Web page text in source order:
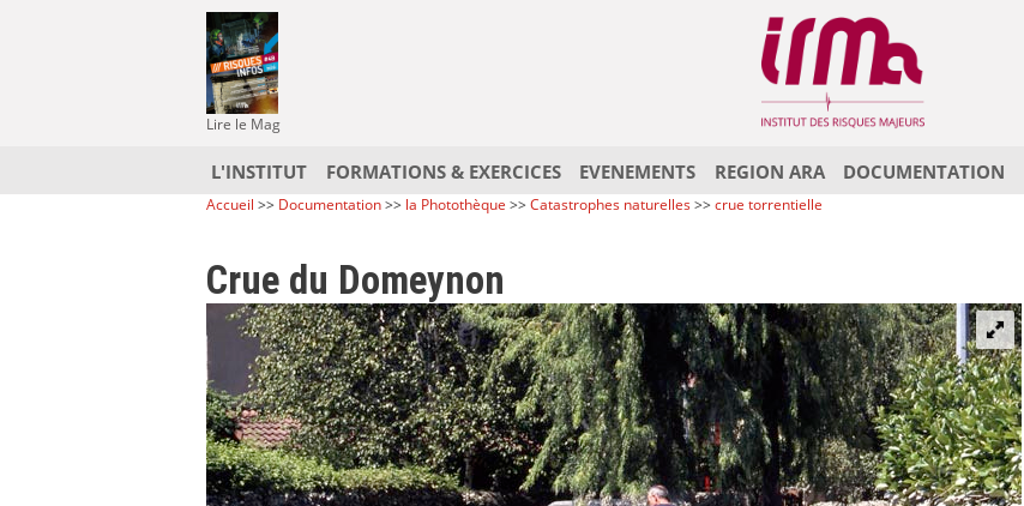
Lire le Mag
L'INSTITUT FORMATIONS & EXERCICES EVENEMENTS REGION ARA DOCUMENTATION
Accueil >> Documentation>> la Photothèque >>Catastrophes naturelles>>crue torrentielle
Crue du Domeynon